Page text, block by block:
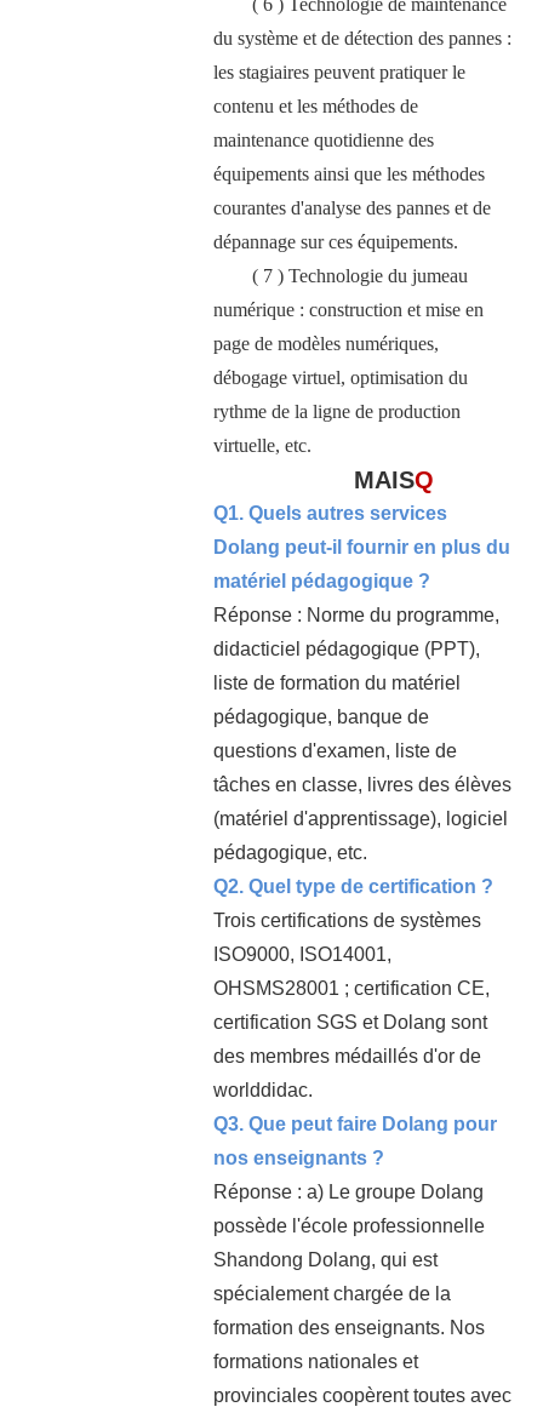
du système et de détection des pannes :
les stagiaires peuvent pratiquer le
contenu et les méthodes de
maintenance quotidienne des
équipements ainsi que les méthodes
courantes d'analyse des pannes et de
dépannage sur ces équipements.
( 7 ) Technologie du jumeau
numérique : construction et mise en
page de modèles numériques,
débogage virtuel, optimisation du
rythme de la ligne de production
virtuelle, etc.
MAISQ
Q1. Quels autres services
Dolang peut-il fournir en plus du
matériel pédagogique ?
Réponse : Norme du programme,
didacticiel pédagogique (PPT),
liste de formation du matériel
pédagogique, banque de
questions d'examen, liste de
tâches en classe, livres des élèves
(matériel d'apprentissage), logiciel
pédagogique, etc.
Q2. Quel type de certification ?
Trois certifications de systèmes
ISO9000, ISO14001,
OHSMS28001 ; certification CE,
certification SGS et Dolang sont
des membres médaillés d'or de
worlddidac.
Q3. Que peut faire Dolang pour
nos enseignants ?
Réponse : a) Le groupe Dolang
possède l'école professionnelle
Shandong Dolang, qui est
spécialement chargée de la
formation des enseignants. Nos
formations nationales et
provinciales coopèrent toutes avec